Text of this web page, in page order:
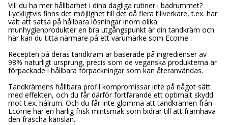
Vill du ha mer hållbarhet i dina dagliga rutiner i badrummet?
Lyckligtvis finns det möjlighet till det då flera tillverkare, t.ex. har
valt att satsa på hållbara lösningar inom olika
munhygienprodukter en bra utgångspunkt är din tandkräm och
här kan du titta närmare på ett varumärke som Ecome .
Recepten på deras tandkräm är baserade på ingredienser av
98% naturligt ursprung, precis som de veganska produkterna är
förpackade i hållbara förpackningar som kan återanvändas.
Tandkrämens hållbara profil kompromissar inte på något sätt
med effekten, och du får därför fortfarande ett optimalt skydd
mot t.ex. hålrum. Och du får inte glömma att tandkrämen från
Ecome har en härlig frisk mintsmak som bidrar till att framhäva
den fräscha känslan.